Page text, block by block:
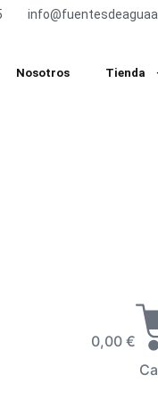
Nosotros Tienda
0,00 €